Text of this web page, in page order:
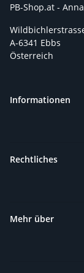
PB-Shop.at -
A-6341 Ebbs
Österreich
Informationen
Rechtliches
Mehr über